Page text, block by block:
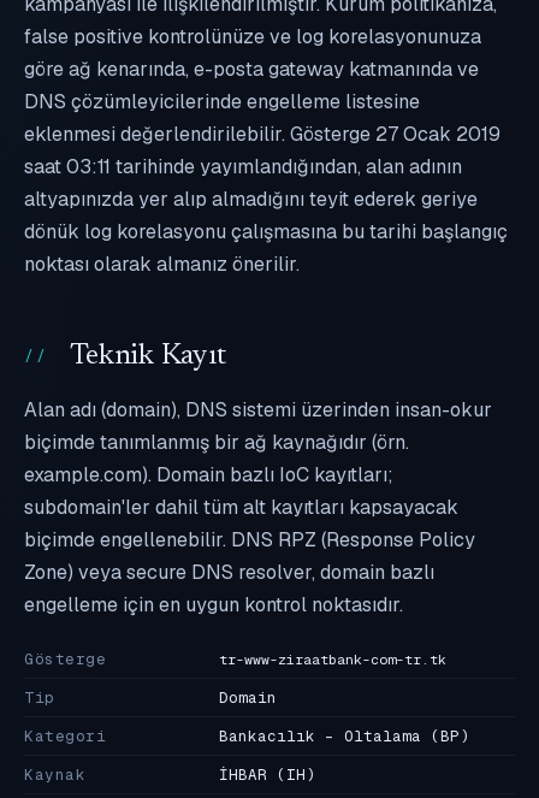
false positive kontrolünüze ve log korelasyonunuza
göre ağ kenarında, e-posta gateway katmanında ve
DNS çözümleyicilerinde engelleme listesine
eklenmesi değerlendirilebilir. Gösterge 27 Ocak 2019
saat 03:11 tarihinde yayımlandığından, alan adının
altyapınızda yer alıp almadığını teyit ederek geriye
dönük log korelasyonu çalışmasına bu tarihi başlangıç
noktası olarak almanız önerilir.
Teknik Kayıt
Alan adı (domain), DNS sistemi üzerinden insan-okur
biçimde tanımlanmış bir ağ kaynağıdır (örn.
example.com). Domain bazlı IoC kayıtları;
subdomain'ler dahil tüm alt kayıtları kapsayacak
biçimde engellenebilir. DNS RPZ (Response Policy
Zone) veya secure DNS resolver, domain bazlı
engelleme için en uygun kontrol noktasıdır.
Gösterge tr-www-ziraatbank-com-tr.tk
Tip
Domain
Kategori
Bankacılık - Oltalama (BP)
Kaynak
İHBAR (IH)